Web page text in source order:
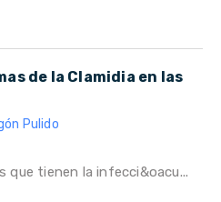
de la Clamidia en las
Pulido
que tienen la infecci&oacu...